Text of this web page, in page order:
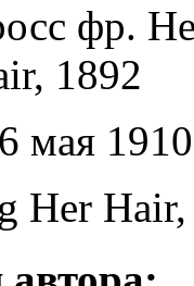
фр.
1892
мая 1910
Her